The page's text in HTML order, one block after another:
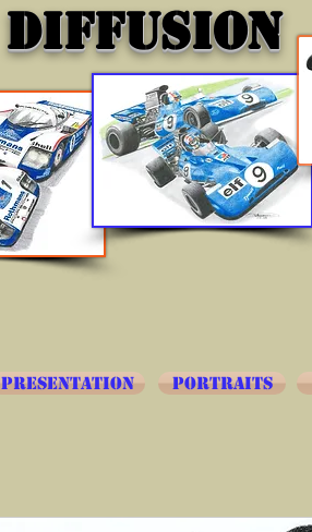
DIFFUSION
PORTRAITS
PRESENTATION